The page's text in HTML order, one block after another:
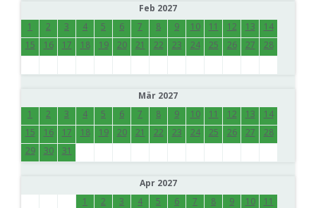
Feb 2027
1
2 3 4 5 6 7 8 9 10 11 12 13
14
15
16 17 18 19 20 21 22 23 24 25 26 27 28
Mär 2027
1
2 3 4 5 6 7 8 9 10 11 12 13
14
15
16 17 18 19 20 21 22 23 24 25 26 27
28
29
30 31
Apr 2027
1
2 3 4 5 6 7 8 9 10
11